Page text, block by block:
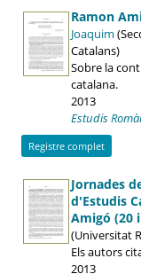
Ramon
Joaquim
Catalans)
Sobre la
catalana.
2013
Estudis
Registre complet
Jornades
d'Estudis
Amigó (20
(Universitat
Els autors
2013